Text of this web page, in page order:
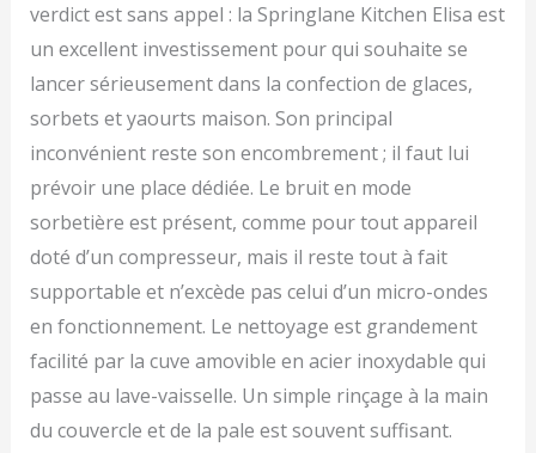
verdict est sans appel : la Springlane Kitchen Elisa est
un excellent investissement pour qui souhaite se
lancer sérieusement dans la confection de glaces,
sorbets et yaourts maison. Son principal
inconvénient reste son encombrement ; il faut lui
prévoir une place dédiée. Le bruit en mode
sorbetière est présent, comme pour tout appareil
doté d’un compresseur, mais il reste tout à fait
supportable et n’excède pas celui d’un micro-ondes
en fonctionnement. Le nettoyage est grandement
facilité par la cuve amovible en acier inoxydable qui
passe au lave-vaisselle. Un simple rinçage à la main
du couvercle et de la pale est souvent suffisant.